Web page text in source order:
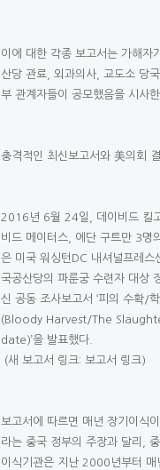
이에 대한 각종 보고서는 가해자
산당 관료, 외과의사, 교도소 당
부 관계자들이 공모했음을 시사한
충격적인 최신보고서와 美의회
2016년 6월 24일, 데이비드 킬
비드 메이터스, 에단 구트만 3명
은 미국 워싱턴DC 내셔널프레스
국공산당의 파룬궁 수련자 대상
신 공동 조사보고서 ‘피의 수확/
(Bloody Harvest/The
date)’을 발표했다.
(새 보고서 링크: 보고서 링크)
보고서에 따르면 매년 장기이식
라는 중국 정부의 주장과 달리,
이식기관은 지난 2000년부터 매